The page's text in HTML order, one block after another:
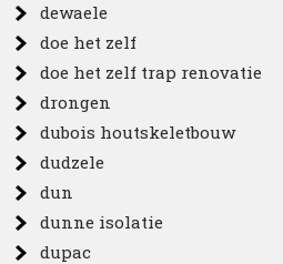
dewaele
doe het zelf
doe het zelf trap renovatie
drongen
dubois houtskeletbouw
dudzele
dun
dunne isolatie
dupac